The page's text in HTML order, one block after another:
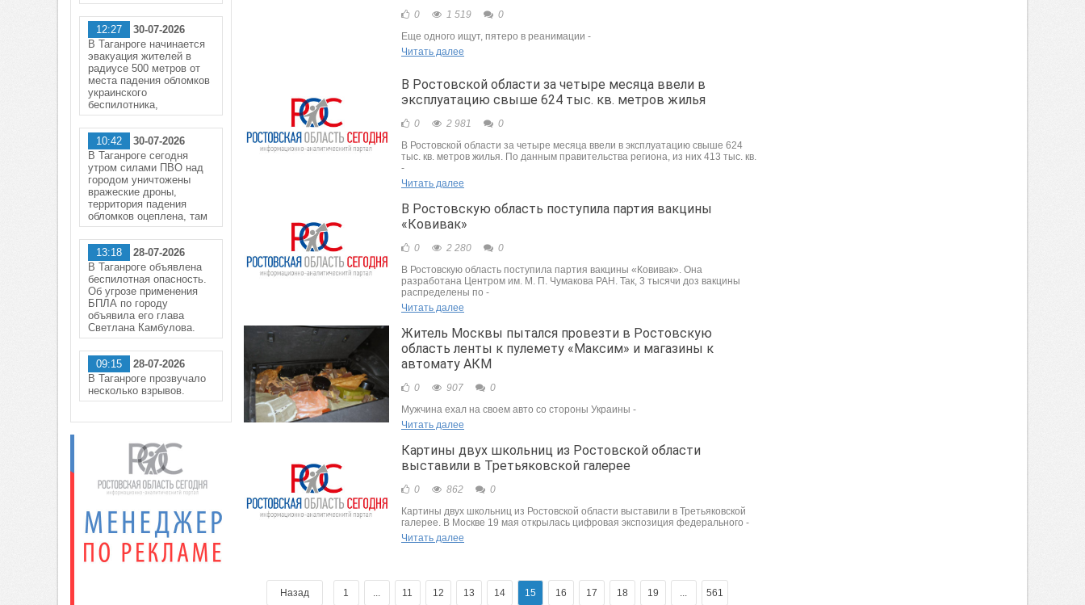
0 1 519
0
Еще одного ищут, пятеро в реанимации -
Читать далее
В Ростовской области за четыре месяца ввели в
эксплуатацию свыше 624 тыс. кв. метров жилья
0 2 981
0
В Ростовской области за четыре месяца ввели в эксплуатацию свыше 624
тыс. кв. метров жилья. По данным правительства региона, из них 413 тыс. кв.
-
Читать далее
В Ростовскую область поступила партия вакцины
«Ковивак»
0 2 280
0
В Ростовскую область поступила партия вакцины «Ковивак». Она
разработана Центром им. М. П. Чумакова РАН. Так, 3 тысячи доз вакцины
распределены по -
Читать далее
Житель Москвы пытался провезти в Ростовскую
область ленты к пулемету «Максим» и магазины к
автомату АКМ
0 907
0
Мужчина ехал на своем авто со стороны Украины -
Читать далее
Картины двух школьниц из Ростовской области
выставили в Третьяковской галерее
0 862
0
Картины двух школьниц из Ростовской области выставили в Третьяковской
галерее. В Москве 19 мая открылась цифровая экспозиция федерального -
Читать далее
Назад 1 ... 11 12 13 14 15 16 17 18 19 ... 561
12:27
30-07-2026
В Таганроге начинается
эвакуация жителей в
радиусе 500 метров от
места падения обломков
украинского
беспилотника,
10:42
30-07-2026
В Таганроге сегодня
утром силами ПВО над
городом уничтожены
вражеские дроны,
территория падения
обломков оцеплена, там
13:18
28-07-2026
В Таганроге объявлена
беспилотная опасность.
Об угрозе применения
БПЛА по городу
объявила его глава
Светлана Камбулова.
09:15
28-07-2026
В Таганроге прозвучало
несколько взрывов.